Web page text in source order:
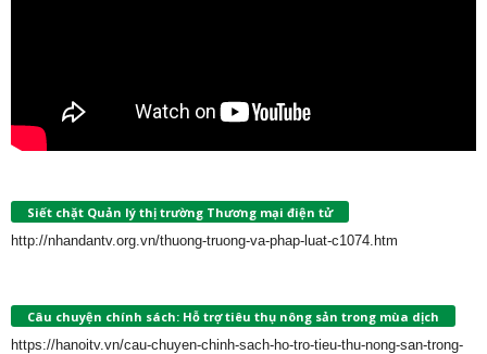
Siết chặt Quản lý thị trường Thương mại điện tử
http://nhandantv.org.vn/thuong-truong-va-phap-luat-c1074.htm
Câu chuyện chính sách: Hỗ trợ tiêu thụ nông sản trong mùa dịch
https://hanoitv.vn/cau-chuyen-chinh-sach-ho-tro-tieu-thu-nong-san-trong-